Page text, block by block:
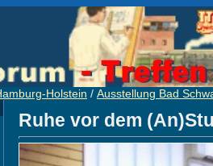
Holstein / Ausstellung Bad
Ruhe vor dem